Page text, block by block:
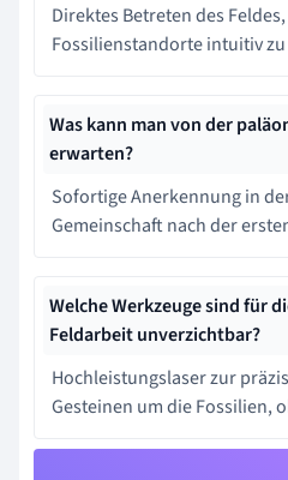
Direktes Betreten des
Fossilienstandorte intuitiv
Was kann man von der
erwarten?
Sofortige Anerkennung in
Gemeinschaft nach der
Welche Werkzeuge sind für
Feldarbeit unverzichtbar?
Hochleistungslaser zur
Gesteinen um die Fossilien,